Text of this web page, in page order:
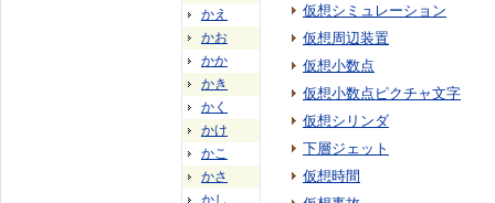
かえ
かお
かか
かき
かく
かけ
かこ
かさ
かし
仮想シミュレーション
仮想周辺装置
仮想小数点
仮想小数点ピクチャ文字
仮想シリンダ
下層ジェット
仮想時間